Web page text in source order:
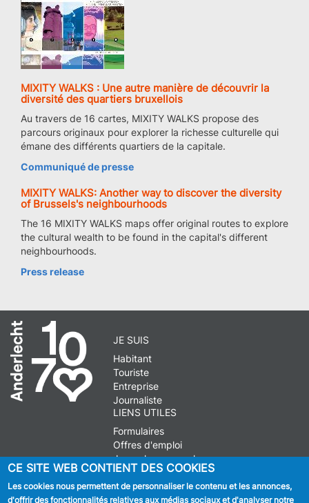
MIXITY WALKS : Une autre manière de découvrir la
diversité des quartiers bruxellois
Au travers de 16 cartes, MIXITY WALKS propose des
parcours originaux pour explorer la richesse culturelle qui
émane des différents quartiers de la capitale.
Communiqué de presse
MIXITY WALKS: Another way to discover the diversity
of Brussels's neighbourhoods
The 16 MIXITY WALKS maps offer original routes to explore
the cultural wealth to be found in the capital's different
neighbourhoods.
Press release
JE SUIS
Habitant
Touriste
Entreprise
Journaliste
LIENS UTILES
Formulaires
Offres d'emploi
Journal communal
Stationnement
CE SITE WEB CONTIENT DES COOKIES
Les cookies nous permettent de personnaliser le contenu et les annonces,
d'offrir des fonctionnalités relatives aux médias sociaux et d'analyser notre